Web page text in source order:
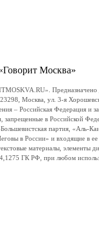
Москва»
Предназначено
Москва, ул. 3-я
– Российская Федерация и
запрещенные в
партия, «Аль-
в России» и входящие в
материалы, элементы
ГК РФ, при любом